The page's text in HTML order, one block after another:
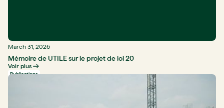
March 31, 2026
Mémoire de UTILE sur le projet de loi 20
Voir plus
Publications